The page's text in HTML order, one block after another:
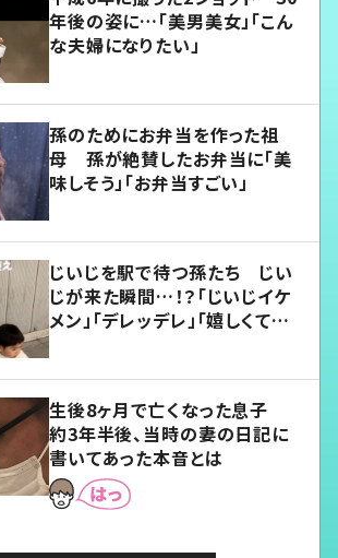
年後の姿に…「美男美女」「こん
な夫婦になりたい」
孫のためにお弁当を作った祖
母 孫が絶賛したお弁当に「美
味しそう」「お弁当すごい」
じいじを駅で待つ孫たち じい
じが来た瞬間…！？「じいじイケ
メン」「デレッデレ」「嬉しくて可
生後8ヶ月で亡くなった息子
約3年半後、当時の妻の日記に
書いてあった本音とは